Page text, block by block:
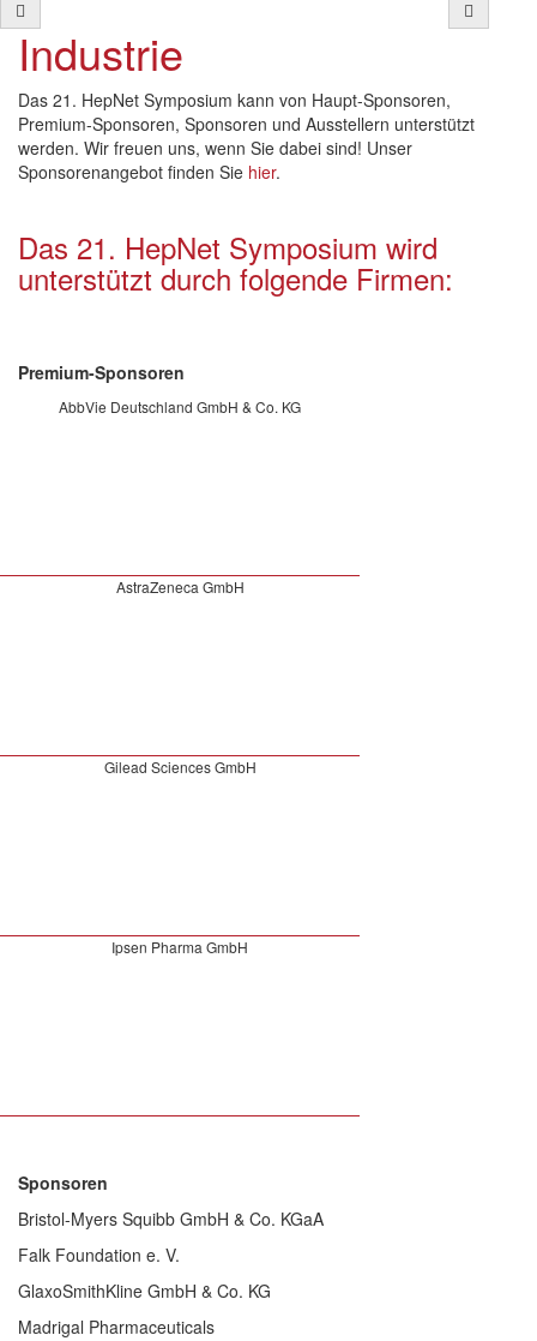
Industrie
Das 21. HepNet Symposium kann von Haupt-Sponsoren,
Premium-Sponsoren, Sponsoren und Ausstellern unterstützt
werden. Wir freuen uns, wenn Sie dabei sind! Unser
Sponsorenangebot finden Sie hier.
Das 21. HepNet Symposium wird
unterstützt durch folgende Firmen:
Premium-Sponsoren
AbbVie Deutschland GmbH & Co. KG
AstraZeneca GmbH
Gilead Sciences GmbH
Ipsen Pharma GmbH
Sponsoren
Bristol-Myers Squibb GmbH & Co. KGaA
Falk Foundation e. V.
GlaxoSmithKline GmbH & Co. KG
Madrigal Pharmaceuticals